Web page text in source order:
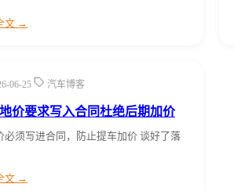
文 →
06-25 汽车博客
价要求写入合同杜绝后期加价
必须写进合同，防止提车加价 谈好了落
文 →